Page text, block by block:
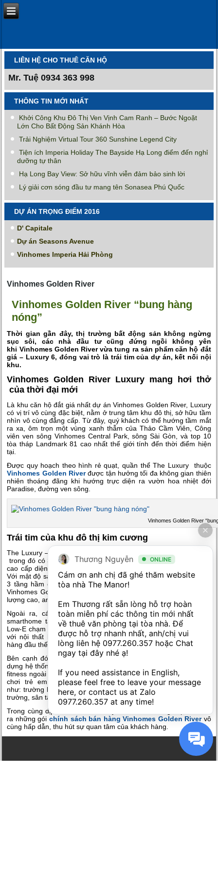
LIÊN HỆ CHO THUÊ CĂN HỘ
Mr. Tuệ 0934 363 998
THÔNG TIN MỚI NHẤT
Khởi Công Khu Đô Thị Ven Vịnh Cam Ranh – Bước Ngoặt
Lớn Cho Bất Động Sản Khánh Hòa
Trải Nghiệm Virtual Tour 360 Sunshine Legend City
Tiện ích Imperia Holiday The Bayside Hạ Long điểm đến nghỉ
dưỡng tự thân
Hạ Long Bay View: Sở hữu vĩnh viễn đảm bảo sinh lời
Lý giải cơn sóng đầu tư mang tên Sonasea Phú Quốc
DỰ ÁN TRỌNG ĐIỂM 2016
D' Capitale
Dự án Seasons Avenue
Vinhomes Imperia Hải Phòng
Vinhomes Golden River
Vinhomes Golden River “bung hàng
nóng”
Thời gian gần đây, thị trường bất động sản không ngừng
sục sôi, các nhà đầu tư cũng đứng ngồi không yên
khi Vinhomes Golden River vừa tung ra sản phẩm căn hộ đắt
giá – Luxury 6, đóng vai trò là trái tim của dự án, kết nối nội
khu.
Vinhomes Golden River Luxury mang hơi thở
của thời đại mới
Là khu căn hộ đắt giá nhất dự án Vinhomes Golden River, Luxury
có vị trí vô cùng đặc biệt, nằm ở trung tâm khu đô thị, sở hữu tầm
nhìn vô cùng đẳng cấp. Từ đây, quý khách có thể hướng tầm mắt
ra xa, ôm trọn một vùng xanh thẫm của Thảo Cầm Viên, Công
viên ven sông Vinhomes Central Park, sông Sài Gòn, và top 10
tòa tháp Landmark 81 cao nhất thế giới tính đến thời điểm hiện
tại.
Được quy hoạch theo hình rẻ quạt, quần thể The Luxury thuộc
Vinhomes Golden Riverđược tận hưởng tối đa không gian thiên
nhiên thoáng đãng khi hướng trực diện ra vườn hoa nhiệt đới
Paradise, đường ven sông.
Vinhomes Golden River
Trái tim của khu đô thị kim cương
The Luxury – Vinhomes Golden River là khu căn hộ cao 50 tầng,
trong đó có 3 loại hình chính, đó là : biệt thự trên không, căn hộ
cao cấp diện tích linh hoạt từ 1-3 phòng ngủ và căn hộ dịch vụ.
Với mật độ sàn chỉ 10 căn/sàn, hệ thống 8 thang máy tốc độ cao,
3 tầng hầm đỗ xe cùng hệ thống an ninh, báo cháy nhạy bén,
Vinhomes Golden River đảm bảo mang tới một cuộc sống chất
lượng cao, an toàn, tiện nghi và đẳng cấp cho khách hàng.
Ngoài ra, các căn hộ tại đây đều được lắp đặt công nghệ
smarthome tân tiến, hệ thống lọc nước chuẩn châu Âu và kính
Low-E chạm sàn – có tác dụng truyền sáng, cản nhiệt, hoàn thiện
với nội thất liền tường được nhập khẩu từ những thương hiệu
hàng đầu thế giới như: Bosch, Duravit, Hansgrohe…
Bên cạnh đó, Luxury – Vinhomes Golden River cũng được xây
dựng hệ thống tiện ích riêng như sân tiện ích đa năng, khu gym &
fitness ngoài trời, bơi, khu BBQ, vườn thế giới, hồ cảnh quan, sân
chơi trẻ em… và thụ hưởng hệ thống tiện ích hoàn hảo
như: trường học, siêu thị, hệ thống nhà hàng, shophouse, quảng
trường, sân tập golf, nhà sinh hoạt cộng đồng…
Trong cùng dịp ra mắt căn hộ này, chủ đầu tư cũng tiếp tục đưa
ra những gói chính sách bán hàng Vinhomes Golden Rivervô
cùng hấp dẫn, thu hút sự quan tâm của khách hàng.
Thương Nguyễn ONLINE
Cám ơn anh chị đã ghé thăm website
tòa nhà The Manor!
Em Thương rất sẵn lòng hỗ trợ hoàn
toàn miễn phí các thông tin mới nhất
về thuê văn phòng tại tòa nhà. Để
được hỗ trợ nhanh nhất, anh/chị vui
lòng liên hệ 0977.260.357 hoặc Chat
ngay tại đây nhé ạ!
If you need assistance in English,
please feel free to leave your message
0977.260.357 at any time!